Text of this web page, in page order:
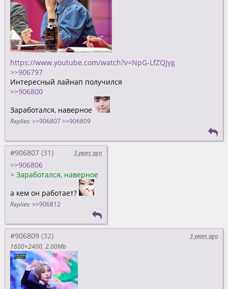
https://www.youtube.com/watch?v=NpG-LfZQJyg
>>906797
Интересный лайнап получился
>>906800
Заработался, наверное
Replies: >>906807 >>906809
#906807 3 years ago
>>906806
> Заработался, наверное
а кем он работает?
Replies: >>906812
#906809
3 years ago
1600×2400 2.00Mb